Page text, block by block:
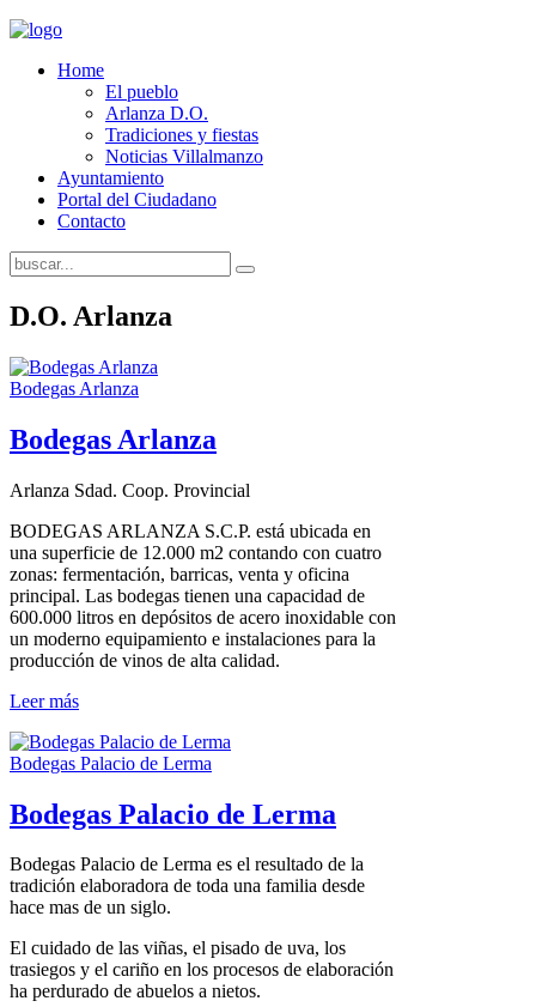
Home
El pueblo
Arlanza D.O.
Tradiciones y fiestas
Noticias Villalmanzo
Ayuntamiento
Portal del Ciudadano
Contacto
D.O. Arlanza
Bodegas Arlanza
Bodegas Arlanza
Arlanza Sdad. Coop. Provincial
BODEGAS ARLANZA S.C.P. está ubicada en
una superficie de 12.000 m2 contando con cuatro
zonas: fermentación, barricas, venta y oficina
principal. Las bodegas tienen una capacidad de
600.000 litros en depósitos de acero inoxidable con
un moderno equipamiento e instalaciones para la
producción de vinos de alta calidad.
Leer más
Bodegas Palacio de Lerma
Bodegas Palacio de Lerma
Bodegas Palacio de Lerma es el resultado de la
tradición elaboradora de toda una familia desde
hace mas de un siglo.
El cuidado de las viñas, el pisado de uva, los
trasiegos y el cariño en los procesos de elaboración
ha perdurado de abuelos a nietos.